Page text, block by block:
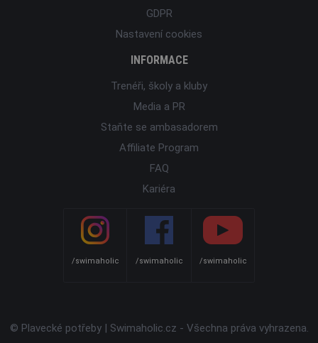
GDPR
Nastavení cookies
INFORMACE
Trenéři, školy a kluby
Media a PR
Staňte se ambasadorem
Affiliate Program
FAQ
Kariéra
/swimaholic /swimaholic /swimaholic
© Plavecké potřeby | Swimaholic.cz - Všechna práva vyhrazena.